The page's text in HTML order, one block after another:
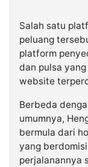
Salah satu
peluang
platform
dan pulsa
website
Berbeda
umumnya,
bermula dari
yang
perjalanannya